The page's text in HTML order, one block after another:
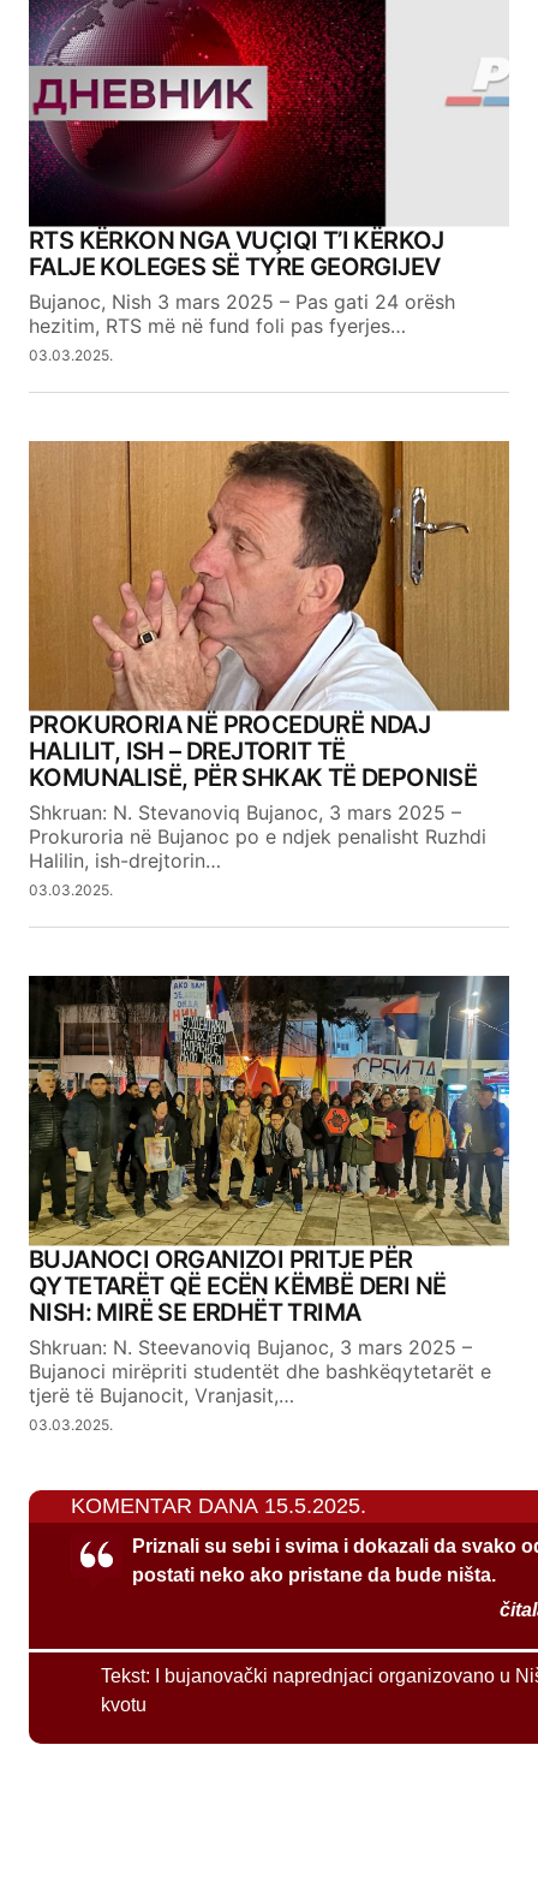
RTS KËRKON NGA VUÇIQI T’I KËRKOJ
FALJE KOLEGES SË TYRE GEORGIJEV
Bujanoc, Nish 3 mars 2025 – Pas gati 24 orësh
hezitim, RTS më në fund foli pas fyerjes…
03.03.2025.
PROKURORIA NË PROCEDURË NDAJ
HALILIT, ISH – DREJTORIT TË
KOMUNALISË, PËR SHKAK TË DEPONISË
Shkruan: N. Stevanoviq Bujanoc, 3 mars 2025 –
Prokuroria në Bujanoc po e ndjek penalisht Ruzhdi
Halilin, ish-drejtorin…
03.03.2025.
BUJANOCI ORGANIZOI PRITJE PËR
QYTETARËT QË ECËN KËMBË DERI NË
NISH: MIRË SE ERDHËT TRIMA
Shkruan: N. Steevanoviq Bujanoc, 3 mars 2025 –
Bujanoci mirëpriti studentët dhe bashkëqytetarët e
tjerë të Bujanocit, Vranjasit,…
03.03.2025.
KOMENTAR DANA 15.5.2025.
Priznali su sebi i svima i dokazali da svako
postati neko ako pristane da bude ništa.
Tekst:
I bujanovački naprednjaci organizovano u
kvotu